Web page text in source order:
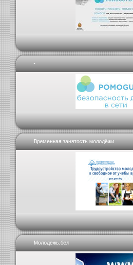
-
Временная занятость молодёжи
Молодежь.бел